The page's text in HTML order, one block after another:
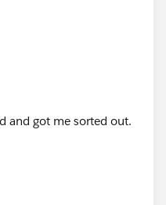
fields but not
and got me sorted out.